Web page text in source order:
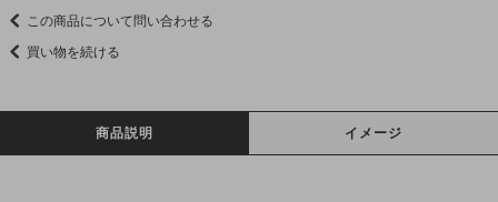
この商品について問い合わせる
買い物を続ける
商品説明 イメージ